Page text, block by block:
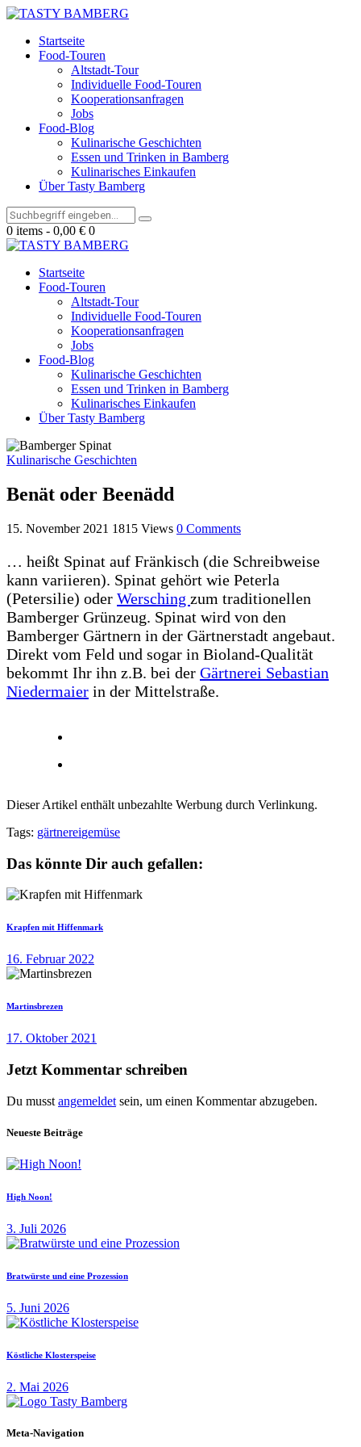
Startseite
Food-Touren
Altstadt-Tour
Individuelle Food-Touren
Kooperationsanfragen
Jobs
Food-Blog
Kulinarische Geschichten
Essen und Trinken in Bamberg
Kulinarisches Einkaufen
Über Tasty Bamberg
0 items - 0,00 € 0
Startseite
Food-Touren
Altstadt-Tour
Individuelle Food-Touren
Kooperationsanfragen
Jobs
Food-Blog
Kulinarische Geschichten
Essen und Trinken in Bamberg
Kulinarisches Einkaufen
Über Tasty Bamberg
Kulinarische Geschichten
Benät oder Beenädd
15. November 2021 1815 Views 0 Comments
… heißt Spinat auf Fränkisch (die Schreibweise
kann variieren). Spinat gehört wie Peterla
(Petersilie) oder Wersching zum traditionellen
Bamberger Grünzeug. Spinat wird von den
Bamberger Gärtnern in der Gärtnerstadt angebaut.
Direkt vom Feld und sogar in Bioland-Qualität
bekommt Ihr ihn z.B. bei der Gärtnerei Sebastian
Niedermaier in der Mittelstraße.
Dieser Artikel enthält unbezahlte Werbung durch Verlinkung.
Tags: gärtnereigemüse
Das könnte Dir auch gefallen:
Krapfen mit Hiffenmark
16. Februar 2022
Martinsbrezen
17. Oktober 2021
Jetzt Kommentar schreiben
Du musst angemeldet sein, um einen Kommentar abzugeben.
Neueste Beiträge
High Noon!
3. Juli 2026
Bratwürste und eine Prozession
5. Juni 2026
Köstliche Klosterspeise
2. Mai 2026
Meta-Navigation